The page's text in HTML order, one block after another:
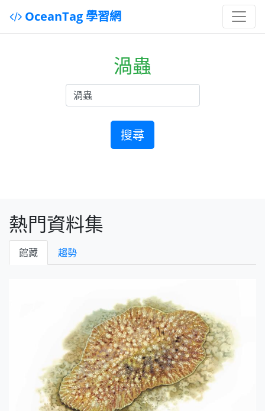
OceanTag 學習網
渦蟲
搜尋
熱門資料集
館藏 趨勢